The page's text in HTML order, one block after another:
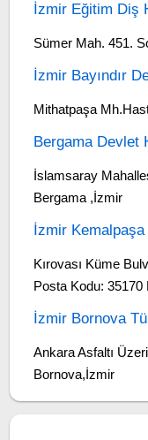
İzmir Eğitim Diş
Sümer Mah. 451.
İzmir Bayındır
Mithatpaşa
Bergama Devlet
İslamsaray
Bergama ,İzmir
İzmir
Kırovası Küme
Posta Kodu:
İzmir Bornova
Ankara Asfaltı
Bornova,İzmir